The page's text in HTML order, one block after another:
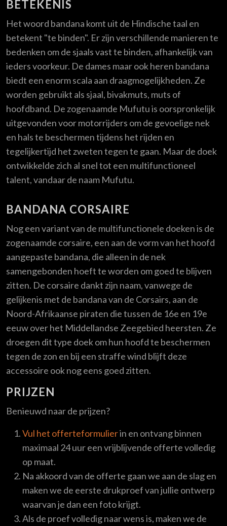
BETEKENIS
Het woord bandana komt uit de Hindische taal en
betekent "te binden". Er zijn verschillende manieren te
bedenken om de sjaals vast te binden, afhankelijk van
ieders voorkeur. De dames maar ook heren bandana
biedt een enorm scala aan draagmogelijkheden. Ze
worden gebruikt als sjaal, bivakmuts, muts of
hoofdband. De zogenaamde Mufutu is oorspronkelijk
uitgevonden voor motorrijders om de gevoelige nek
en hals te beschermen tijdens het rijden en
tegelijkertijd het zweten tegen te gaan. Maar de doek
ontwikkelde zich al snel tot een multifunctioneel
talent, vandaar de naam Mufutu.
BANDANA CORSAIRE
Nog een variant van de multifunctionele doeken is de
zogenaamde corsaire, een aan de vorm van het hoofd
aangepaste bandana, die alleen in de nek
samengebonden hoeft te worden om goed te blijven
zitten. De corsaire dankt zijn naam, vanwege de
gelijkenis met de bandana van de Corsairs, aan de
Noord-Afrikaanse piraten die tussen de 16e en 19e
eeuw over het Middellandse Zeegebied heersten. Ze
droegen dit type doek om hun hoofd te beschermen
tegen de zon en bij een straffe wind blijft deze
accessoire ook nog eens goed zitten.
PRIJZEN
Benieuwd naar de prijzen?
Vul het offerteformulierin en ontvang binnen
maximaal 24 uur een vrijblijvende offerte volledig
op maat.
Na akkoord van de offerte gaan we aan de slag en
maken we de eerste drukproef van jullie ontwerp
waarvan je dan een foto krijgt.
Als de proef volledig naar wens is, maken we de